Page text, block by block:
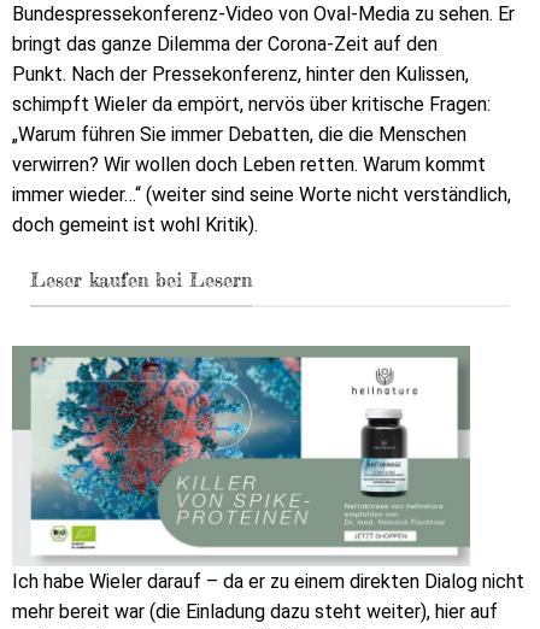
Bundespressekonferenz-Video von Oval-Media zu sehen. Er
bringt das ganze Dilemma der Corona-Zeit auf den
Punkt. Nach der Pressekonferenz, hinter den Kulissen,
schimpft Wieler da empört, nervös über kritische Fragen:
„Warum führen Sie immer Debatten, die die Menschen
verwirren? Wir wollen doch Leben retten. Warum kommt
immer wieder…“ (weiter sind seine Worte nicht verständlich,
doch gemeint ist wohl Kritik).
Leser kaufen bei Lesern
Ich habe Wieler darauf – da er zu einem direkten Dialog nicht
mehr bereit war (die Einladung dazu steht weiter), hier auf